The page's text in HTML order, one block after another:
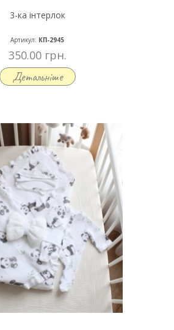
3-ка інтерлок
Артикул: КП-2945
350.00 грн.
Детальніше